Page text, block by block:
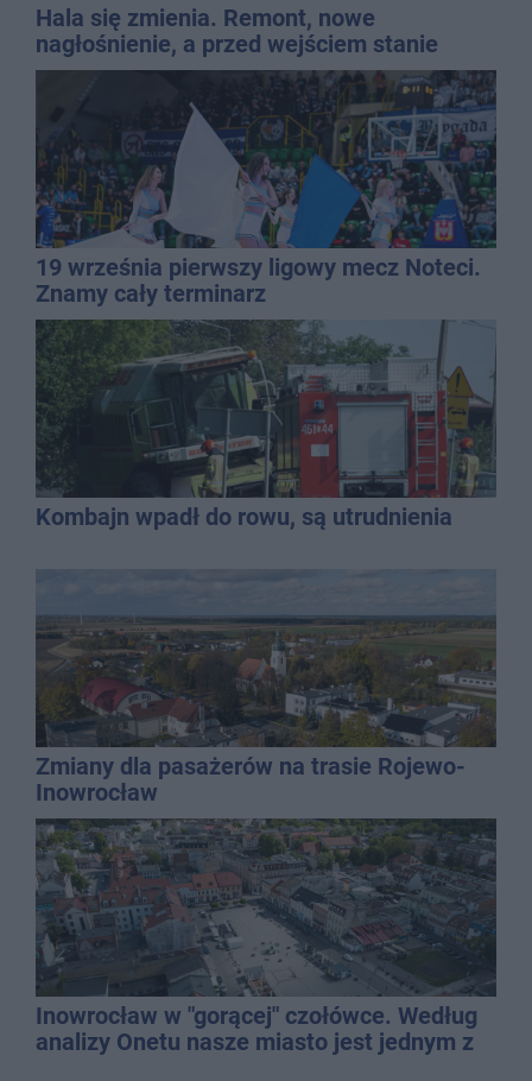
Hala się zmienia. Remont, nowe
nagłośnienie, a przed wejściem stanie
QEMETICA ARENA
19 września pierwszy ligowy mecz Noteci.
Znamy cały terminarz
Kombajn wpadł do rowu, są utrudnienia
Zmiany dla pasażerów na trasie Rojewo-
Inowrocław
Inowrocław w "gorącej" czołówce. Według
analizy Onetu nasze miasto jest jednym z